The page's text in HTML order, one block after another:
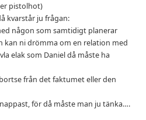
pistolhot)
kvarstår ju frågan:
någon som samtidigt planerar
kan ni drömma om en relation med
elak som Daniel då måste ha
från det faktumet eller den
för då måste man ju tänka….